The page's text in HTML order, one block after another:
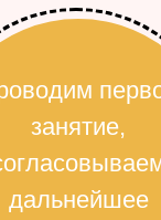
занятие,
дальнейшее